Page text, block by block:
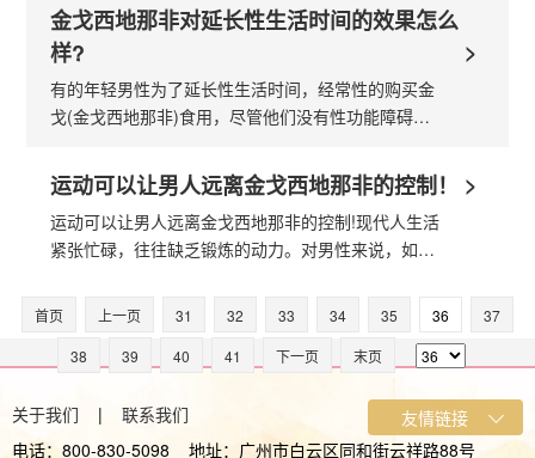
用金戈，在医学上性生活时间在20分钟...
金戈西地那非对延长性生活时间的效果怎么
样?
>
有的年轻男性为了延长性生活时间，经常性的购买金
戈(金戈西地那非)食用，尽管他们没有性功能障碍，
那非延长性生活的时间效果怎么样？...
运动可以让男人远离金戈西地那非的控制！ >
运动可以让男人远离金戈西地那非的控制!现代人生活
紧张忙碌，往往缺乏锻炼的动力。对男性来说，如果
会大大提升。目前，越来越多的研究证...
首页 上一页 31 32 33 34 35 36
37
38
39 40 41 下一页 末页
关于我们 | 联系我们
电话：800-830-5098 地址：广州市白云区同和街云祥路88号